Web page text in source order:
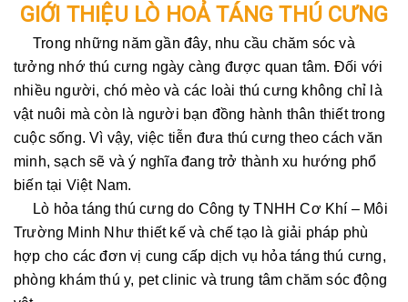
DỰ ÁN TIN TỨC - LIÊN HỆ
GIỚI THIỆU LÒ HOẢ TÁNG THÚ CƯNG
Trong những năm gần đây, nhu cầu chăm sóc và
tưởng nhớ thú cưng ngày càng được quan tâm. Đối với
nhiều người, chó mèo và các loài thú cưng không chỉ là
vật nuôi mà còn là người bạn đồng hành thân thiết trong
cuộc sống. Vì vậy, việc tiễn đưa thú cưng theo cách văn
minh, sạch sẽ và ý nghĩa đang trở thành xu hướng phổ
biến tại Việt Nam.
Lò hỏa táng thú cưng do Công ty TNHH Cơ Khí – Môi
Trường Minh Như thiết kế và chế tạo là giải pháp phù
hợp cho các đơn vị cung cấp dịch vụ hỏa táng thú cưng,
phòng khám thú y, pet clinic và trung tâm chăm sóc động